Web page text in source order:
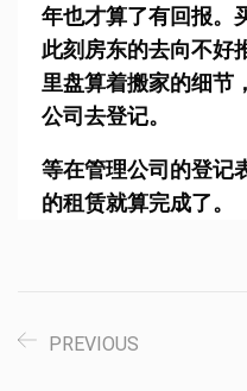
年也才算了有回报。
此刻房东的去向不好
里盘算着搬家的细节
公司去登记。
等在管理公司的登记
的租赁就算完成了。
PREVIOUS